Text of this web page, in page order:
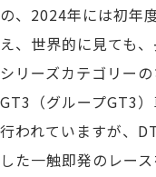
の、2024年には初年
え、世界的に見ても
シリーズカテゴリー
GT3（グループGT3
行われていますが、
した一触即発のレー